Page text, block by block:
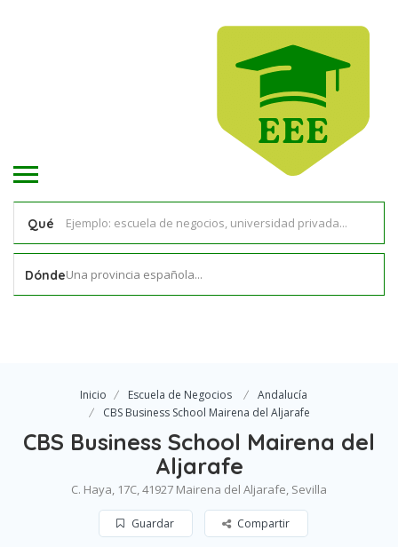
Qué
DóndeUna provincia española...
Inicio Escuela de Negocios
Andalucía
CBS Business School Mairena del Aljarafe
CBS Business School Mairena del
Aljarafe
C. Haya, 17C, 41927 Mairena del Aljarafe, Sevilla
Guardar Compartir